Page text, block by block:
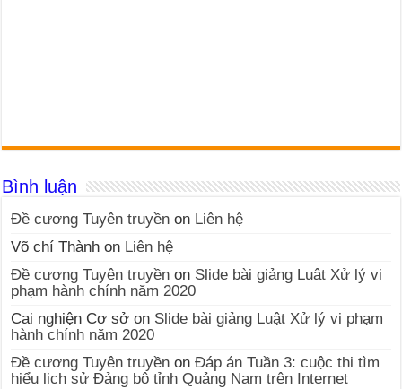
Bình luận
Đề cương Tuyên truyền on Liên hệ
Võ chí Thành on Liên hệ
Đề cương Tuyên truyền on Slide bài giảng Luật Xử lý vi
phạm hành chính năm 2020
Cai nghiện Cơ sở on Slide bài giảng Luật Xử lý vi phạm
hành chính năm 2020
Đề cương Tuyên truyền onĐáp án Tuần 3: cuộc thi tìm
hiểu lịch sử Đảng bộ tỉnh Quảng Nam trên Internet